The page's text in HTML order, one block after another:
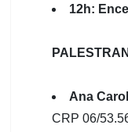
12h:
Ana
CRP 06/